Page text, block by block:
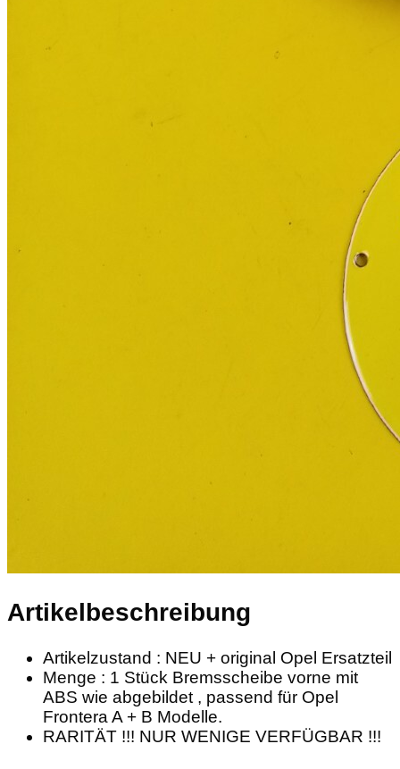
Artikelbeschreibung
Artikelzustand : NEU + original Opel Ersatzteil
Menge : 1 Stück Bremsscheibe vorne mit
ABS wie abgebildet , passend für Opel
Frontera A + B Modelle.
RARITÄT !!! NUR WENIGE VERFÜGBAR !!!